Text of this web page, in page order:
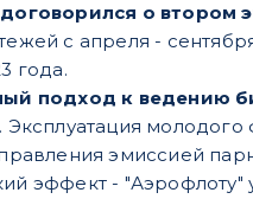
о втором
с апреля -
года.
подход к ведению
молодого
эмиссией
эффект - "Аэрофлоту"